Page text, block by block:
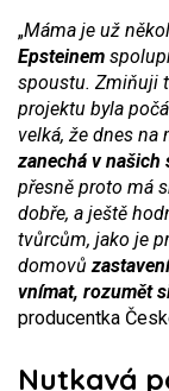
„Máma je už
Epsteinem
spoustu. Zmiňuji
projektu byla
velká, že dnes
zanechá v
přesně proto má
dobře, a ještě
tvůrcům, jako je
domovů
vnímat, rozumět
producentka
Nutkavá